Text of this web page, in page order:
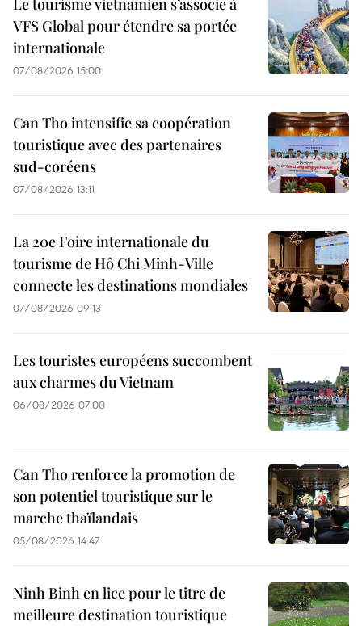
Le tourisme vietnamien s’associe à
VFS Global pour étendre sa portée
internationale
07/08/2026 15:00
Can Tho intensifie sa coopération
touristique avec des partenaires
sud-coréens
07/08/2026 13:11
La 20e Foire internationale du
tourisme de Hô Chi Minh-Ville
connecte les destinations mondiales
07/08/2026 09:13
Les touristes européens succombent
aux charmes du Vietnam
06/08/2026 07:00
Can Tho renforce la promotion de
son potentiel touristique sur le
marche thaïlandais
05/08/2026 14:47
Ninh Binh en lice pour le titre de
meilleure destination touristique